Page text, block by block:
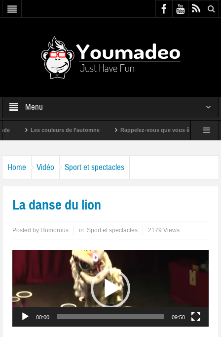
Menu
Les couleurs de l’automne Rappelez-vous que vous êtes super !
Home Vidéo Sport et spectacles
La danse du lion
Posted by Humorous in: Sport et spectacles 2179 Views
00:00 09:50